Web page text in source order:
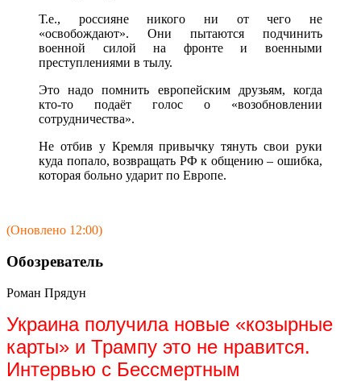
Т.е., россияне никого ни от чего не
«освобождают». Они пытаются подчинить
военной силой на фронте и военными
преступлениями в тылу.
Это надо помнить европейским друзьям, когда
кто-то подаёт голос о «возобновлении
сотрудничества».
Не отбив у Кремля привычку тянуть свои руки
куда попало, возвращать РФ к общению – ошибка,
которая больно ударит по Европе.
(Оновлено 12:00)
Обозреватель
Роман Прядун
Украина получила новые «козырные
карты» и Трампу это не нравится.
Интервью с Бессмертным